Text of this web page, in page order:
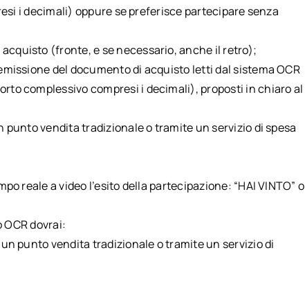
i decimali) oppure se preferisce partecipare senza
(fronte, e se necessario, anche il retro);
del documento di acquisto letti dal sistema OCR
complessivo compresi i decimali), proposti in chiaro al
vendita tradizionale o tramite un servizio di spesa
reale a video l’esito della partecipazione: “HAI VINTO” o
dovrai:
punto vendita tradizionale o tramite un servizio di